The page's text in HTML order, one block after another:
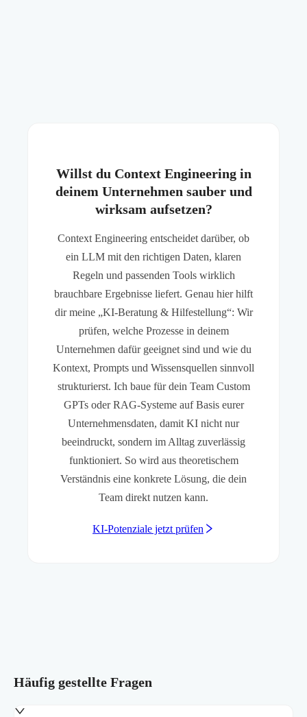
Willst du Context Engineering in
deinem Unternehmen sauber und
wirksam aufsetzen?
Context Engineering entscheidet darüber, ob
ein LLM mit den richtigen Daten, klaren
Regeln und passenden Tools wirklich
brauchbare Ergebnisse liefert. Genau hier hilft
dir meine „KI-Beratung & Hilfestellung“: Wir
prüfen, welche Prozesse in deinem
Unternehmen dafür geeignet sind und wie du
Kontext, Prompts und Wissensquellen sinnvoll
strukturierst. Ich baue für dein Team Custom
GPTs oder RAG-Systeme auf Basis eurer
Unternehmensdaten, damit KI nicht nur
beeindruckt, sondern im Alltag zuverlässig
funktioniert. So wird aus theoretischem
Verständnis eine konkrete Lösung, die dein
Team direkt nutzen kann.
KI-Potenziale jetzt prüfen
Häufig gestellte Fragen